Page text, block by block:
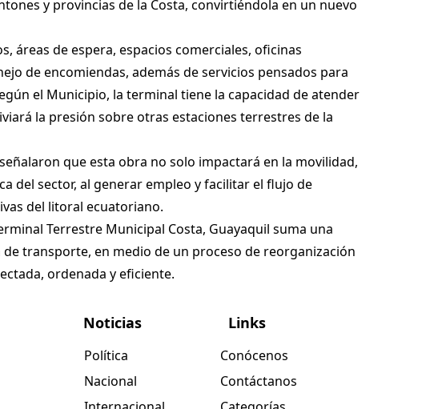
y provincias de la Costa, convirtiéndola en un nuevo
áreas de espera, espacios comerciales, oficinas
de encomiendas, además de servicios pensados para
el Municipio, la terminal tiene la capacidad de atender
la presión sobre otras estaciones terrestres de la
que esta obra no solo impactará en la movilidad,
del sector, al generar empleo y facilitar el flujo de
del litoral ecuatoriano.
Terrestre Municipal Costa, Guayaquil suma una
transporte, en medio de un proceso de reorganización
ordenada y eficiente.
Noticias
Política
Nacional
Links
Conócenos
Contáctanos